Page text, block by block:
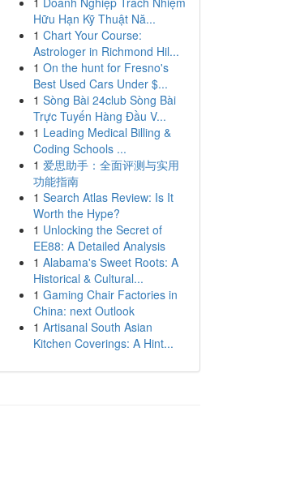
Hữu Hạn Kỹ Thuật Nă...
1 Chart Your Course:
Astrologer in Richmond Hil...
1 On the hunt for Fresno's
Best Used Cars Under $...
1 Sòng Bài 24club Sòng Bài
Trực Tuyến Hàng Đầu V...
1 Leading Medical Billing &
Coding Schools ...
1 爱思助手：全面评测与实用
功能指南
1 Search Atlas Review: Is It
Worth the Hype?
1 Unlocking the Secret of
EE88: A Detailed Analysis
1 Alabama's Sweet Roots: A
Historical & Cultural...
1 Gaming Chair Factories in
China: next Outlook
1 Artisanal South Asian
Kitchen Coverings: A Hint...